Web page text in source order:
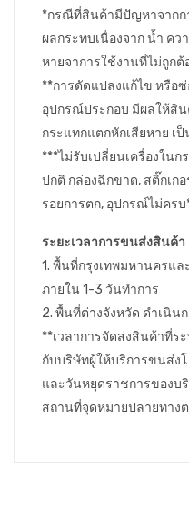
*กรณีที่สินค้ามีปัญหาจากก
ผลกระทบเนื่องจาก น้ำ ค
หายจาการใช้งานที่ไม่ถูกต้
**การดัดแปลงแก้ไข หรือ
อุปกรณ์ประกอบ มีผลให้สิ
กระแทกแตกหักเสียหาย เ
***ไม่รับเปลี่ยนเครื่องใน
ปกติ กล่องฉีกขาด, สติ๊กเก
รอยการตก, อุปกรณ์ไม่คร
ระยะเวลาการขนส่งสินค้า
1. พื้นที่กรุงเทพมหานครแ
ภายใน 1-3 วันทำการ
2. พื้นที่ต่างจังหวัด ดำเนิน
**เวลาการจัดส่งสินค้าที่ร
กับบริษัทผู้ให้บริการขนส่ง
และวันหยุดราชการของบ
สถานที่จุดหมายปลายทาง